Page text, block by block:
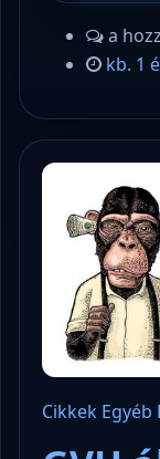
a
kb. 1
Cikkek Egyéb